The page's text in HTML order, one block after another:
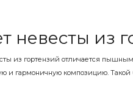
невесты из
из гортензий отличается
и гармоничную композицию. Такой